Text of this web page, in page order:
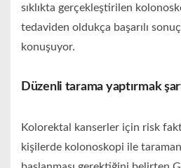
sıklıkta gerçekleştirilen
tedaviden oldukça başarılı
konuşuyor.
Düzenli tarama yaptırmak
Kolorektal kanserler için risk
kişilerde kolonoskopi ile